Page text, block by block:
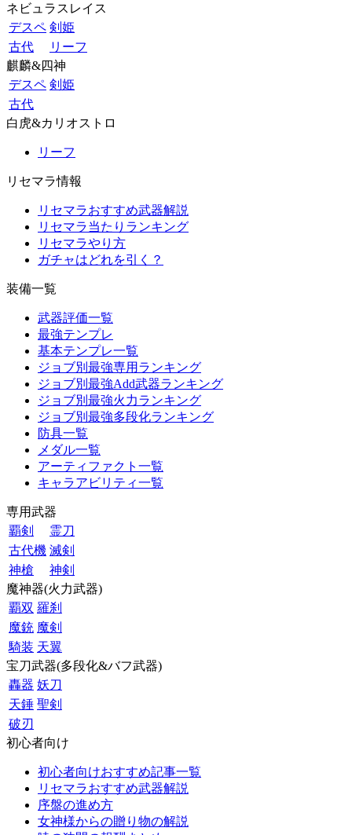
ネビュラスレイス
デスペ 剣姫
古代
リーフ
麒麟&四神
デスペ 剣姫
古代
白虎&カリオストロ
リーフ
リセマラ情報
リセマラおすすめ武器解説
リセマラ当たりランキング
リセマラやり方
ガチャはどれを引く？
装備一覧
武器評価一覧
最強テンプレ
基本テンプレ一覧
ジョブ別最強専用ランキング
ジョブ別最強Add武器ランキング
ジョブ別最強火力ランキング
ジョブ別最強多段化ランキング
防具一覧
メダル一覧
アーティファクト一覧
キャラアビリティ一覧
専用武器
覇剣
霊刀
古代機 滅剣
神槍
神剣
魔神器(火力武器)
覇双 羅刹
魔銃 魔剣
騎装 天翼
宝刀武器(多段化&バフ武器)
轟器 妖刀
天錘 聖剣
破刃
初心者向け
初心者向けおすすめ記事一覧
リセマラおすすめ武器解説
序盤の進め方
女神様からの贈り物の解説